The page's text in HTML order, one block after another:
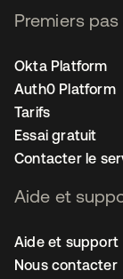
Premiers
Okta Platform
Auth0 Platform
Tarifs
Essai gratuit
Contacter le
Aide et
Aide et support
Nous contacter